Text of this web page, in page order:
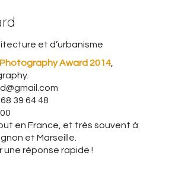
et d’urbanisme
Award 2014
39 64 48
en France, et très souvent à
et Marseille.
une réponse rapide !